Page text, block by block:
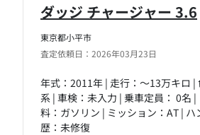
東京都小平市
査定依頼日：2026年03月23日
ダッジ チャージャー 3.6
年式：2011年 | 走行：～13万キロ |
系 | 車検：未入力 | 乗車定員： 0名 |
料：ガソリン | ミッション：AT | ハ
歴：未修復